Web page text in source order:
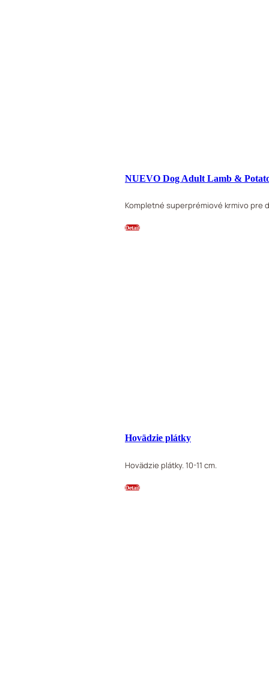
NUEVO Dog Adult Lamb &
Kompletné superprémiové krmivo pre
Detail
Hovädzie plátky
Hovädzie plátky. 10-11 cm.
Detail